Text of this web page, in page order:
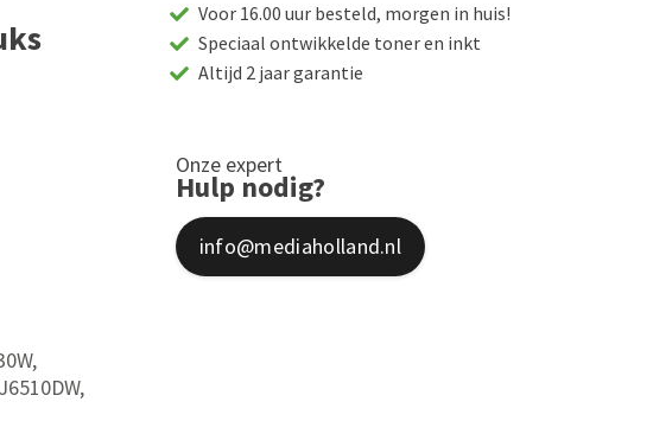
Voor 16.00 uur besteld, morgen in huis!
Speciaal ontwikkelde toner en inkt
Altijd 2 jaar garantie
Onze expert
Hulp nodig?
info@mediaholland.nl